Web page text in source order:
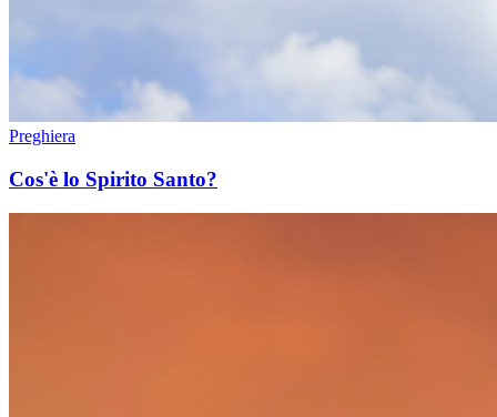
Preghiera
Cos'è lo Spirito Santo?